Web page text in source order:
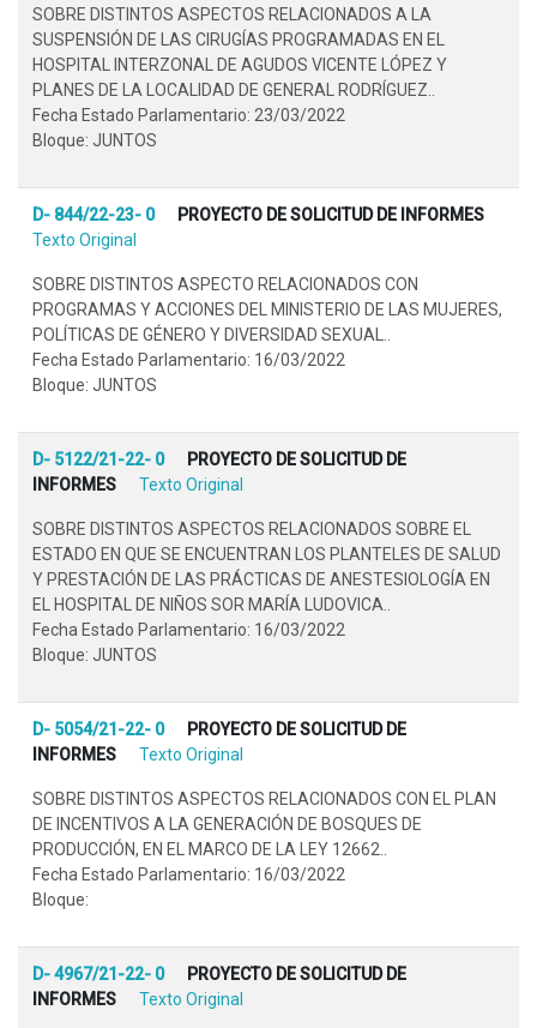
SOBRE DISTINTOS ASPECTOS RELACIONADOS A LA
SUSPENSIÓN DE LAS CIRUGÍAS PROGRAMADAS EN EL
HOSPITAL INTERZONAL DE AGUDOS VICENTE LÓPEZ Y
PLANES DE LA LOCALIDAD DE GENERAL RODRÍGUEZ..
Fecha Estado Parlamentario: 23/03/2022
Bloque: JUNTOS
D- 844/22-23- 0
PROYECTO DE SOLICITUD DE INFORMES
Texto Original
SOBRE DISTINTOS ASPECTO RELACIONADOS CON
PROGRAMAS Y ACCIONES DEL MINISTERIO DE LAS MUJERES,
POLÍTICAS DE GÉNERO Y DIVERSIDAD SEXUAL..
Fecha Estado Parlamentario: 16/03/2022
Bloque: JUNTOS
D- 5122/21-22- 0
PROYECTO DE SOLICITUD DE
INFORMES
Texto Original
SOBRE DISTINTOS ASPECTOS RELACIONADOS SOBRE EL
ESTADO EN QUE SE ENCUENTRAN LOS PLANTELES DE SALUD
Y PRESTACIÓN DE LAS PRÁCTICAS DE ANESTESIOLOGÍA EN
EL HOSPITAL DE NIÑOS SOR MARÍA LUDOVICA..
Fecha Estado Parlamentario: 16/03/2022
Bloque: JUNTOS
D- 5054/21-22- 0
PROYECTO DE SOLICITUD DE
INFORMES
Texto Original
SOBRE DISTINTOS ASPECTOS RELACIONADOS CON EL PLAN
DE INCENTIVOS A LA GENERACIÓN DE BOSQUES DE
PRODUCCIÓN, EN EL MARCO DE LA LEY 12662..
Fecha Estado Parlamentario: 16/03/2022
Bloque:
D- 4967/21-22- 0
PROYECTO DE SOLICITUD DE
INFORMES
Texto Original